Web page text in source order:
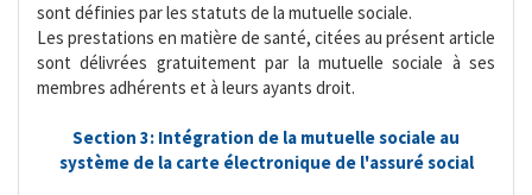
sont définies par les statuts de la mutuelle sociale.
Les prestations en matière de santé, citées au présent article
sont délivrées gratuitement par la mutuelle sociale à ses
membres adhérents et à leurs ayants droit.
Section 3: Intégration de la mutuelle sociale au
système de la carte électronique de l'assuré social